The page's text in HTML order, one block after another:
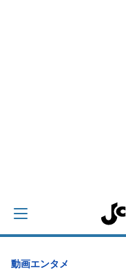
動画エンタメ